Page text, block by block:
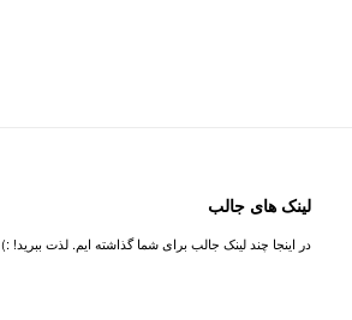
لینک های جالب
در اینجا چند لینک جالب برای شما گذاشته ایم. لذت ببرید! :)